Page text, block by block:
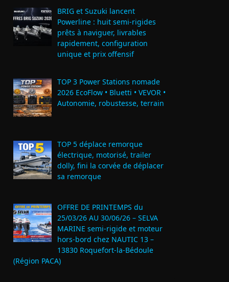
BRIG et Suzuki lancent
Powerline : huit semi‑rigides
prêts à naviguer, livrables
rapidement, configuration
unique et prix offensif
TOP 3 Power Stations nomade
2026 EcoFlow • Bluetti • VEVOR •
Autonomie, robustesse, terrain
TOP 5 déplace remorque
électrique, motorisé, trailer
dolly, fini la corvée de déplacer
sa remorque
OFFRE DE PRINTEMPS du
25/03/26 AU 30/06/26 – SELVA
MARINE semi-rigide et moteur
hors-bord chez NAUTIC 13 –
13830 Roquefort‑la‑Bédoule
(Région PACA)